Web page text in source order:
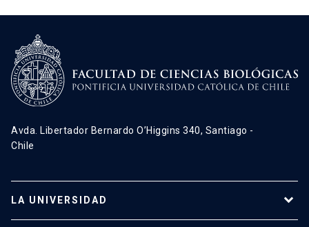
Avda. Libertador Bernardo O’Higgins 340, Santiago -
Chile
LA UNIVERSIDAD